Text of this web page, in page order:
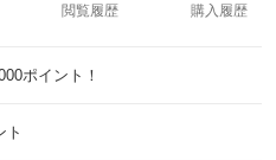
閲覧履歴 購入履歴
ポイント！
ト